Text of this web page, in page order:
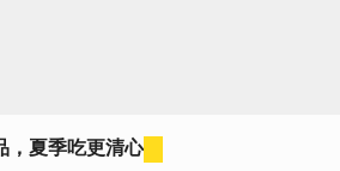
，夏季吃更清心